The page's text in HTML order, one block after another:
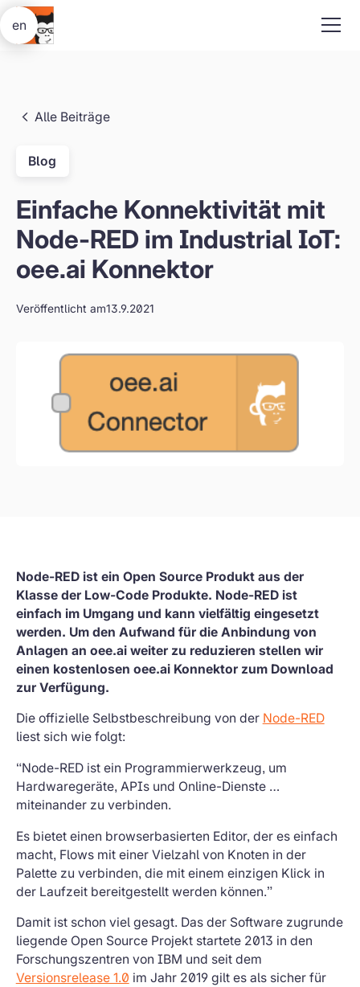
en
Alle Beiträge
Blog
Einfache Konnektivität mit
Node-RED im Industrial IoT:
oee.ai Konnektor
Veröffentlicht am13.9.2021
Node-RED ist ein Open Source Produkt aus der
Klasse der Low-Code Produkte. Node-RED ist
einfach im Umgang und kann vielfältig eingesetzt
werden. Um den Aufwand für die Anbindung von
Anlagen an oee.ai weiter zu reduzieren stellen wir
einen kostenlosen oee.ai Konnektor zum Download
zur Verfügung.
Die offizielle Selbstbeschreibung von der Node-RED
liest sich wie folgt:
“Node-RED ist ein Programmierwerkzeug, um
Hardwaregeräte, APIs und Online-Dienste …
miteinander zu verbinden.
Es bietet einen browserbasierten Editor, der es einfach
macht, Flows mit einer Vielzahl von Knoten in der
Palette zu verbinden, die mit einem einzigen Klick in
der Laufzeit bereitgestellt werden können.”
Damit ist schon viel gesagt. Das der Software zugrunde
liegende Open Source Projekt startete 2013 in den
Forschungszentren von IBM und seit dem
Versionsrelease 1.0 im Jahr 2019 gilt es als sicher für